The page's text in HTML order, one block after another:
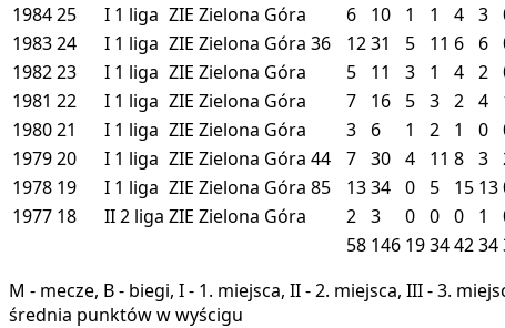
198425 I 1 liga ZIE Zielona Góra 6 10 1 1 4 3
198324 I 1 liga ZIE Zielona Góra 36 1231 5 11 6 6
198223 I 1 liga ZIE Zielona Góra 5 11 3 1 4 2
1981 22 I 1 liga ZIE Zielona Góra 7 16 5 3 2 4
198021 I 1 liga ZIE Zielona Góra 3 6 1 2 1 0
197920 I 1 liga ZIE Zielona Góra 44 7 30 4 11 8 3
1978 19 I 1 liga ZIE Zielona Góra 85 1334 0 5 15 13
1977 18 II2 liga ZIE Zielona Góra 2 3 0 0 0 1
58 146 19344234
M - mecze, B - biegi, I - 1. miejsca, II - 2. miejsca, III - 3.
średnia punktów w wyścigu